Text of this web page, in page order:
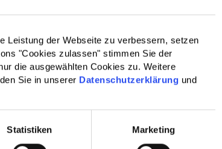
Leistung der Webseite zu verbessern, setzen
"Cookies zulassen" stimmen Sie der
die ausgewählten Cookies zu. Weitere
Sie in unserer Datenschutzerklärung und
Statistiken Marketing
und
Woche,
personelle